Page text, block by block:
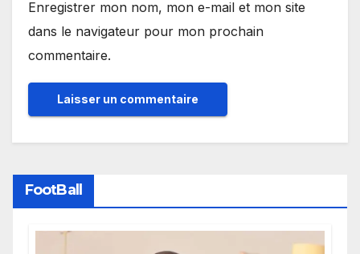
Enregistrer mon nom, mon e-mail et mon site
dans le navigateur pour mon prochain
commentaire.
FootBall